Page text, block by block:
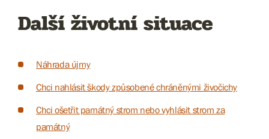
Další životní situace
Náhrada újmy
Chci nahlásit škody způsobené chráněnými živočichy
Chci ošetřit památný strom nebo vyhlásit strom za
památný